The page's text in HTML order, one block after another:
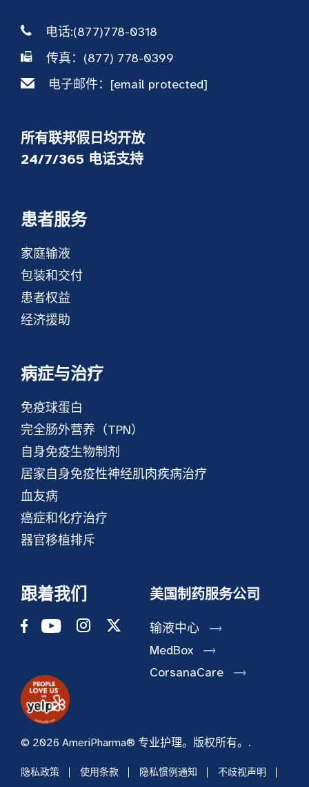
电话:(877)778-0318
传真：(877) 778-0399
电子邮件： [email protected]
所有联邦假日均开放
24/7/365 电话支持
患者服务
家庭输液
包装和交付
患者权益
经济援助
病症与治疗
免疫球蛋白
完全肠外营养（TPN）
自身免疫生物制剂
居家自身免疫性神经肌肉疾病治疗
血友病
癌症和化疗治疗
器官移植排斥
跟着我们 美国制药服务公司
输液中心
MedBox
CorsanaCare
© 2026 AmeriPharma® 专业护理。版权所有。.
隐私政策 使用条款 隐私惯例通知 不歧视声明